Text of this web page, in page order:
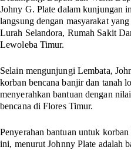
Johny G. Plate dalam kunjungan
langsung dengan masyarakat
Lurah Selandora, Rumah Sakit
Lewoleba Timur.
Selain mengunjungi Lembata,
korban bencana banjir dan tanah
menyerahkan bantuan dengan
bencana di Flores Timur.
Penyerahan bantuan untuk
ini, menurut Johnny Plate adalah